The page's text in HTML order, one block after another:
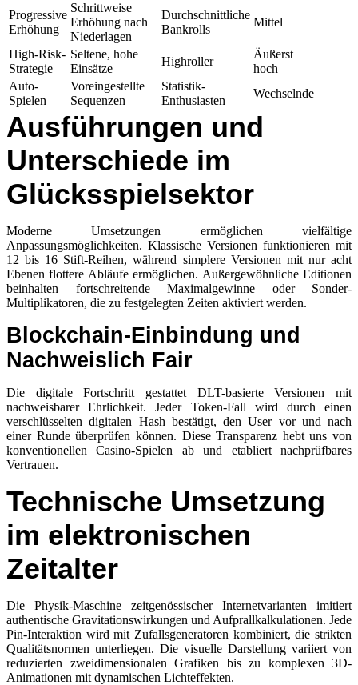
Progressive
Erhöhung
Schrittweise
Erhöhung nach
Niederlagen
Durchschnittliche
Bankrolls
Mittel
High-Risk-
Strategie
Seltene, hohe
Einsätze
Highroller
Äußerst
hoch
Auto-
Spielen
Voreingestellte
Sequenzen
Statistik-
Enthusiasten
Wechselnde
Ausführungen und
Unterschiede im
Glücksspielsektor
Moderne Umsetzungen ermöglichen vielfältige
Anpassungsmöglichkeiten. Klassische Versionen funktionieren mit
12 bis 16 Stift-Reihen, während simplere Versionen mit nur acht
Ebenen flottere Abläufe ermöglichen. Außergewöhnliche Editionen
beinhalten fortschreitende Maximalgewinne oder Sonder-
Multiplikatoren, die zu festgelegten Zeiten aktiviert werden.
Blockchain-Einbindung und
Nachweislich Fair
Die digitale Fortschritt gestattet DLT-basierte Versionen mit
nachweisbarer Ehrlichkeit. Jeder Token-Fall wird durch einen
verschlüsselten digitalen Hash bestätigt, den User vor und nach
einer Runde überprüfen können. Diese Transparenz hebt uns von
konventionellen Casino-Spielen ab und etabliert nachprüfbares
Vertrauen.
Technische Umsetzung
im elektronischen
Zeitalter
Die Physik-Maschine zeitgenössischer Internetvarianten imitiert
authentische Gravitationswirkungen und Aufprallkalkulationen. Jede
Pin-Interaktion wird mit Zufallsgeneratoren kombiniert, die strikten
Qualitätsnormen unterliegen. Die visuelle Darstellung variiert von
reduzierten zweidimensionalen Grafiken bis zu komplexen 3D-
Animationen mit dynamischen Lichteffekten.